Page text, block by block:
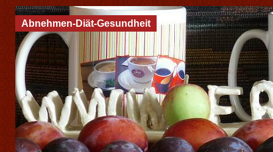
Abnehmen-Diät-Gesundheit